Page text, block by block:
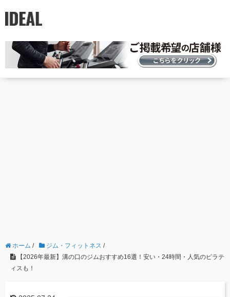
ホーム / ジム・フィットネス /
【2026年最新】溝の口のジムおすすめ16選！安い・24時間・人気のピラテ
ィスも！